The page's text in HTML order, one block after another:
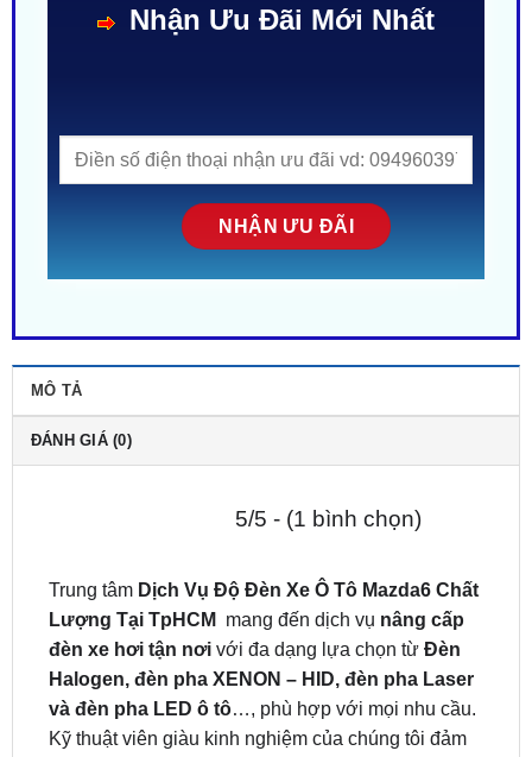
Nhận Ưu Đãi Mới Nhất
MÔ TẢ
ĐÁNH GIÁ (0)
5/5 - (1 bình chọn)
Trung tâm Dịch Vụ Độ Đèn Xe Ô Tô Mazda6 Chất
Lượng Tại TpHCM
mang đến dịch vụ nâng cấp
đèn xe hơi tận nơivới đa dạng lựa chọn từ Đèn
Halogen, đèn pha XENON – HID, đèn pha Laser
và đèn pha LED ô tô…, phù hợp với mọi nhu cầu.
Kỹ thuật viên giàu kinh nghiệm của chúng tôi đảm